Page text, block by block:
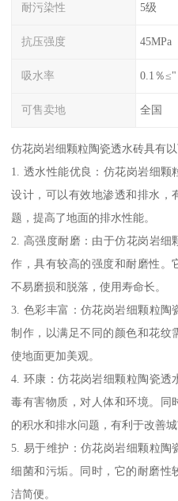
耐污染性 5级
抗压强度 45MPa
吸水率 0.1％≤"
可售卖地 全国
仿花岗岩细颗粒陶瓷透水砖具有以
1. 透水性能优良：仿花岗岩细颗
设计，可以有效地渗透和排水，
题，提高了地面的排水性能。
2. 高强度耐磨：由于仿花岗岩细
作，具有较高的强度和耐磨性。
不易磨损和脱落，使用寿命长。
3. 色彩丰富：仿花岗岩细颗粒陶
制作，以满足不同的颜色和花纹
使地面更加美观。
4. 环康：仿花岗岩细颗粒陶瓷透
毒有害物质，对人体和环境。同
的积水和排水问题，有利于改善城
5. 易于维护：仿花岗岩细颗粒陶
细菌和污垢。同时，它的耐磨性
洁简便。